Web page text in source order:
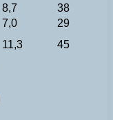
8,7
38
7,0
29
11,3
45